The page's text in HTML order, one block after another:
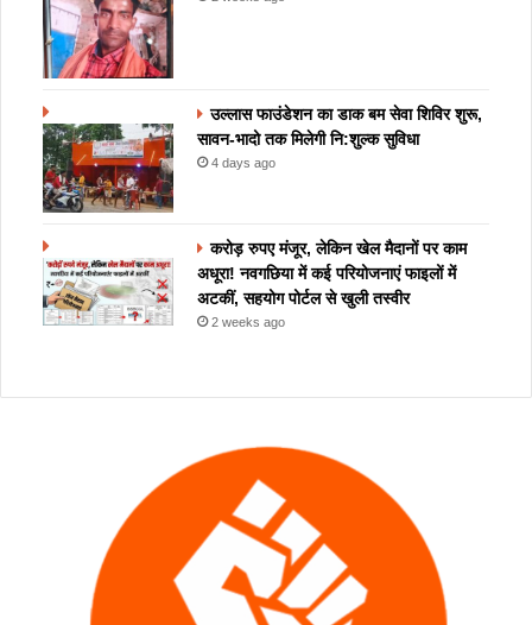
उल्लास फाउंडेशन का डाक बम सेवा शिविर शुरू,
सावन-भादो तक मिलेगी नि:शुल्क सुविधा
4 days ago
करोड़ रुपए मंजूर, लेकिन खेल मैदानों पर काम
अधूरा! नवगछिया में कई परियोजनाएं फाइलों में
अटकीं, सहयोग पोर्टल से खुली तस्वीर
2 weeks ago